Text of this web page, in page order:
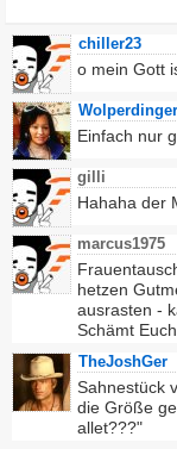
chiller23
o mein Gott
Wolperdinger
Einfach nur
gilli
Hahaha der
marcus1975
hetzen
ausrasten -
Schämt
TheJoshGer
Sahnestück
die Größe
allet???"